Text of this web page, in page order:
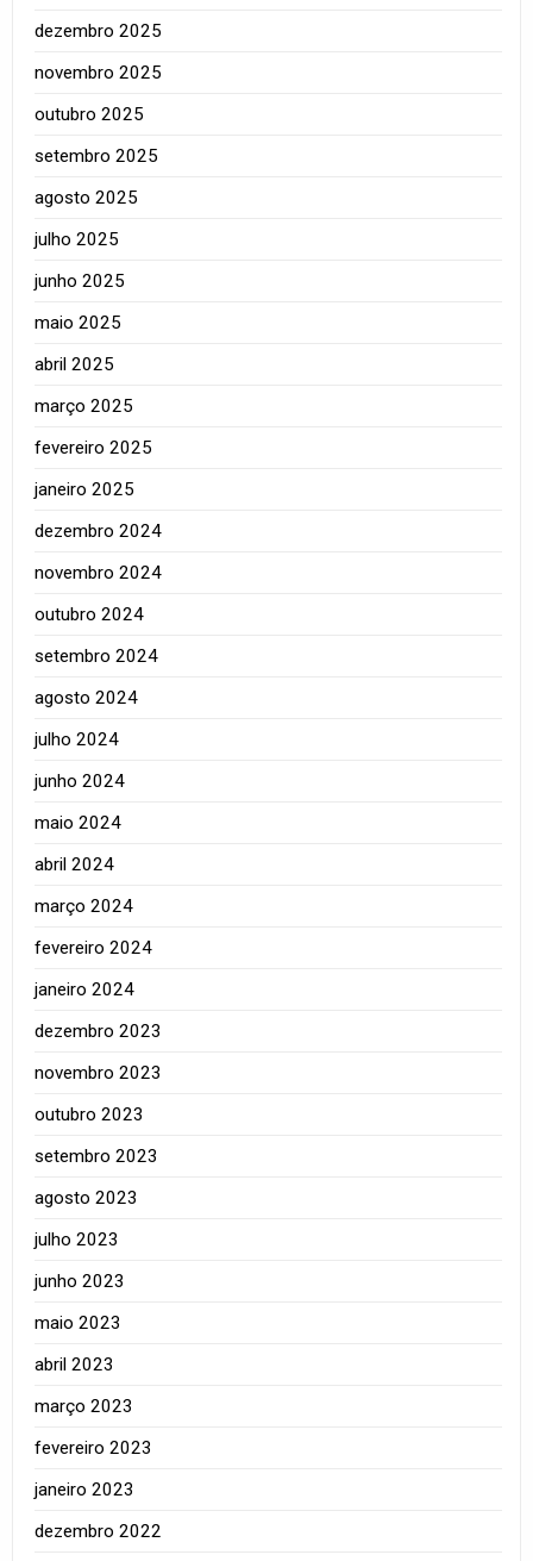
dezembro 2025
novembro 2025
outubro 2025
setembro 2025
agosto 2025
julho 2025
junho 2025
maio 2025
abril 2025
março 2025
fevereiro 2025
janeiro 2025
dezembro 2024
novembro 2024
outubro 2024
setembro 2024
agosto 2024
julho 2024
junho 2024
maio 2024
abril 2024
março 2024
fevereiro 2024
janeiro 2024
dezembro 2023
novembro 2023
outubro 2023
setembro 2023
agosto 2023
julho 2023
junho 2023
maio 2023
abril 2023
março 2023
fevereiro 2023
janeiro 2023
dezembro 2022